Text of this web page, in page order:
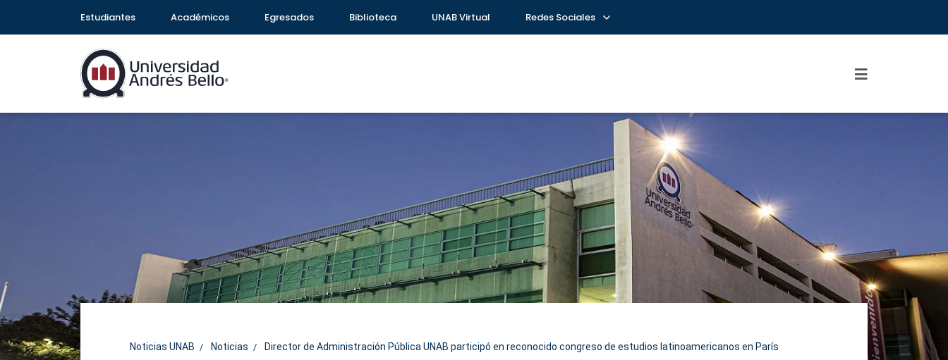
Estudiantes Académicos Egresados Biblioteca UNAB Virtual Redes Sociales
Noticias UNAB Noticias Director de Administración Pública UNAB participó en reconocido congreso de estudios latinoamericanos en París